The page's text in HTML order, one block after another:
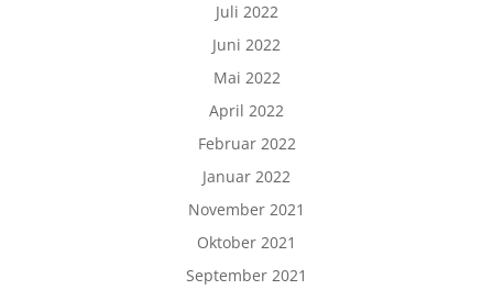
Juli 2022
Juni 2022
Mai 2022
April 2022
Februar 2022
Januar 2022
November 2021
Oktober 2021
September 2021